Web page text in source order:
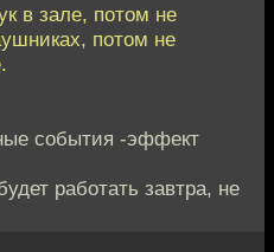
в зале, потом не
потом не
события -эффект
работать завтра, не